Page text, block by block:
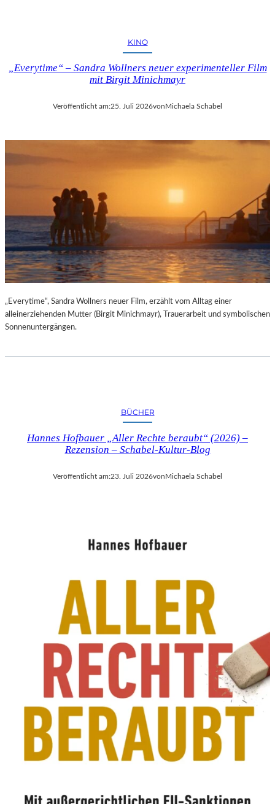
KINO
„Everytime“ – Sandra Wollners neuer experimenteller Film
mit Birgit Minichmayr
Veröffentlicht am:25. Juli 2026von Michaela Schabel
„Everytime“, Sandra Wollners neuer Film, erzählt vom Alltag einer
alleinerziehenden Mutter (Birgit Minichmayr), Trauerarbeit und symbolischen
Sonnenuntergängen.
BÜCHER
Hannes Hofbauer „Aller Rechte beraubt“ (2026) –
Rezension – Schabel-Kultur-Blog
Veröffentlicht am:23. Juli 2026vonMichaela Schabel